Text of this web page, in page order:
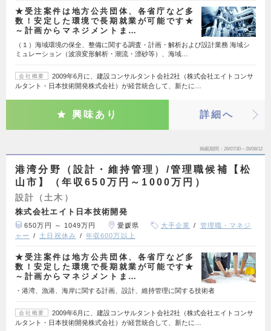
★受注案件は地方公共団体、各省庁など多
数！安定した環境で長期就業が可能です★
～計画からマネジメントま…
（１）海域環境の保全、整備に関する調査・計画・解析および設計業務 海域シ
ミュレーション（波浪変形解析・潮流・漂砂等）、海域…
会社概要
2009年6月に、建設コンサルタント会社2社（株式会社エイトコンサ
ルタント・日本技術開発株式会社）が経営統合して、新たに…
興味あり 詳細へ
掲載期間 26/07/30～26/08/12
港湾分野（設計・維持管理）/管理職候補【松
山市】（年収650万円～1000万円）
設計（土木）
株式会社エイト日本技術開発
650万円 ～ 1049万円 愛媛県 大手企業
管理職・マネジ
ャー
土日祝休み 年収600万以上
★受注案件は地方公共団体、各省庁など多
数！安定した環境で長期就業が可能です★
～計画からマネジメントま…
・港湾、漁港、海岸に関する計画、設計、維持管理に関する技術者
会社概要
2009年6月に、建設コンサルタント会社2社（株式会社エイトコンサ
ルタント・日本技術開発株式会社）が経営統合して、新たに…